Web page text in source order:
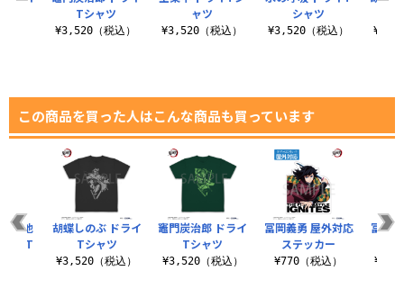
ャツ
¥3,520（税込）
シャツ
¥3,520（税込）
Tシャツ
¥3,520（税込）
この商品を買った人はこんな商品も買っています
竈門炭治郎 ドライ
Tシャツ
¥3,520（税込）
冨岡義勇 屋外対応
ステッカー
¥770（税込）
冨岡
を他
な T
胡蝶しのぶ ドライ
Tシャツ
¥3,520（税込）